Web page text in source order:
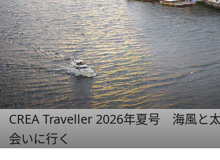
CREA Traveller 2026年夏号 海風と
会いに行く